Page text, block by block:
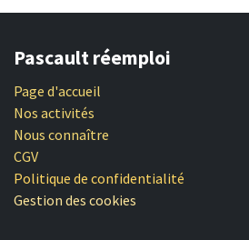
Pascault réemploi
Page d'accueil
Nos activités
Nous connaître
CGV
Politique de confidentialité
Gestion des cookies